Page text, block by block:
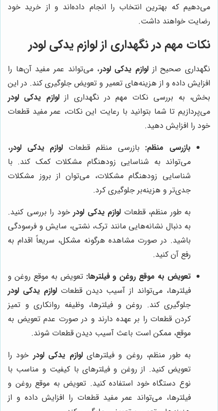
می‌دهیم که بهترین انتخاب را انجام داده‌اند و از خرید خود
رضایت خواهند داشت.
نکات مهم در نگهداری از لوازم یدکی لودر
نگهداری صحیح ازلوازم یدکی لودر، می‌تواند عمر مفید آن‌ها را
افزایش داده و از هزینه‌های تعمیر و تعویض جلوگیری کند. در این
بخش، به بررسی نکات مهم در نگهداری ازلوازم یدکی لودر
می‌پردازیم تا شما بتوانید با رعایت این نکات، عمر مفید قطعات
خود را افزایش دهید.
بازرسی منظم: بازرسی منظم قطعات لوازم یدکی لودر،
می‌تواند به شناسایی زودهنگام مشکلات کمک کند. با
شناسایی زودهنگام مشکلات، می‌توان از بروز مشکلات
جدی‌تر و هزینه‌بر جلوگیری کرد.
به طور منظم، قطعات لوازم یدکی لودر خود را بررسی کنید.
به دنبال نشانه‌هایی مانند ترک، نشتی، سایش و فرسودگی
باشید. در صورت مشاهده هرگونه مشکل، سریعاً اقدام به
رفع آن کنید.
تعویض به موقع روغن و فیلترها: تعویض به موقع روغن و
فیلترها، می‌تواند از آسیب دیدن قطعاتلوازم یدکی لودر
جلوگیری کند. روغن و فیلترها، وظیفه روانکاری و تمیز
کردن قطعات را بر عهده دارند و در صورت عدم تعویض به
موقع، ممکن است باعث آسیب دیدن قطعات شوند.
به طور منظم، روغن و فیلترهایلوازم یدکی لودر خود را
تعویض کنید. از روغن و فیلترهای با کیفیت و مناسب با
نوع دستگاه خود استفاده کنید. تعویض به موقع روغن و
فیلترها، می‌تواند عمر مفید قطعات را افزایش داده و از